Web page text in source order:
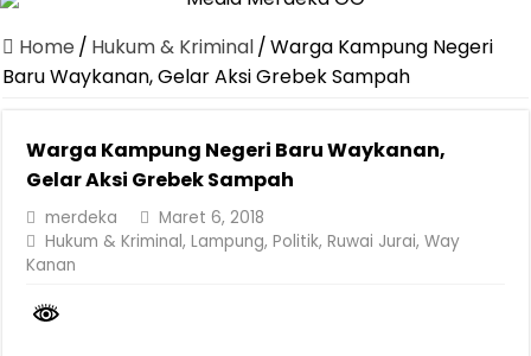
Canangkan Desa TAPIS dan Luncurkan Sekolah Lansia di
Pemprov Lampung Berhasil Kendalikan Inflasi, Jadi Provinsi
Dirut Jasa Raharja Dampingi Wamenhub Tinjau Penanganan
Pastikan Pelayanan Maksimal, Direksi Jasa Raharja Tinjau Korban
Dirut Jasa Raharja Dampingi Wamenhub Tinjau Penanganan
Jasa Raharja Jamin Seluruh Korban Kebakaran KM Mutiara
Gubernur Mirza Ajak IAI Darul Fattah Cetak SDM Adaptif
Home / Hukum & Kriminal/Warga Kampung Negeri
Baru Waykanan, Gelar Aksi Grebek Sampah
Warga Kampung Negeri Baru Waykanan,
Gelar Aksi Grebek Sampah
merdeka
Maret 6, 2018
Hukum & Kriminal,Lampung,Politik,Ruwai Jurai,Way
Kanan